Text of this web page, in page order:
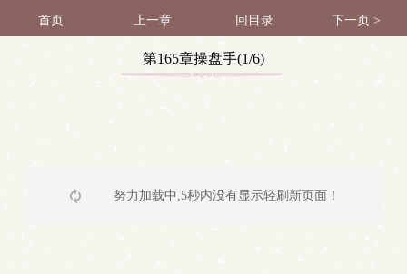
首页 上一章 回目录 下一页 >
第165章操盘手(1/6)
努力加载中,5秒内没有显示轻刷新页面！